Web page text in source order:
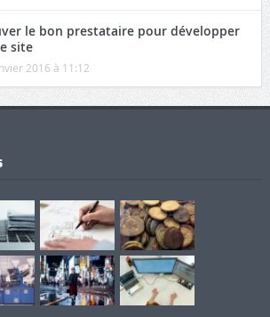
le bon prestataire pour développer
site
2016 à 11:12